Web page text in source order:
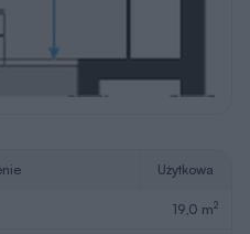
Użytkowa
19,0 m2